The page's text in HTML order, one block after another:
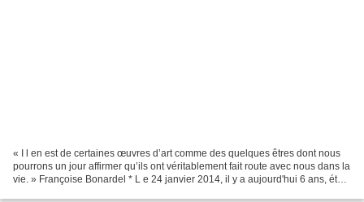
« I l en est de certaines œuvres d’art comme des quelques êtres dont nous
pourrons un jour affirmer qu’ils ont véritablement fait route avec nous dans la
vie. » Françoise Bonardel * L e 24 janvier 2014, il y a aujourd'hui 6 ans, était